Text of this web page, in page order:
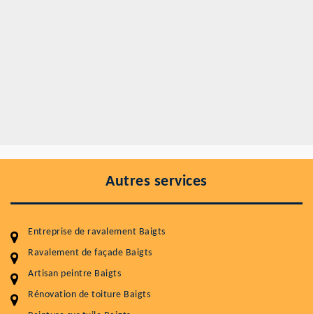
Autres services
Entreprise de ravalement Baigts
Ravalement de façade Baigts
Artisan peintre Baigts
Rénovation de toiture Baigts
Entretenir votre toiture, c'est préserver sa
durabilité